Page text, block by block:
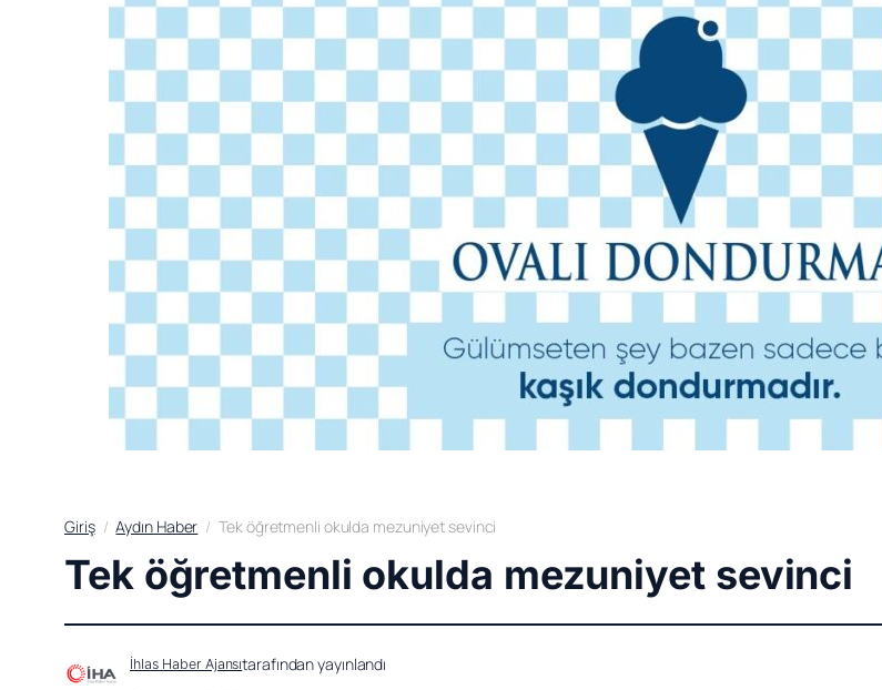
Giriş Aydın Haber Tek öğretmenli okulda mezuniyet sevinci
Tek öğretmenli okulda mezuniyet sevinci
İhlas Haber Ajansıtarafından yayınlandı